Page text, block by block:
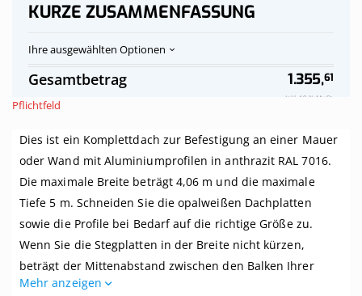
Pflichtfeld
KURZE ZUSAMMENFASSUNG
Ihre ausgewählten Optionen
Polycarbonat-
Stegplatten
Dach,
opalweiß
an
Mauer,
bis
4,06
x
Tiefe
bis
5
m.
Auf
Vorrat
Gesamtbetrag 1.355,61
Inkl. 19 % MwSt.
Dies ist ein Komplettdach zur Befestigung an einer Mauer
oder Wand mit Aluminiumprofilen in anthrazit RAL 7016.
Die maximale Breite beträgt 4,06 m und die maximale
Tiefe 5 m. Schneiden Sie die opalweißen Dachplatten
sowie die Profile bei Bedarf auf die richtige Größe zu.
Wenn Sie die Stegplatten in der Breite nicht kürzen,
beträgt der Mittenabstand zwischen den Balken Ihrer
Überdachung 1 Meter.
Mehr anzeigen